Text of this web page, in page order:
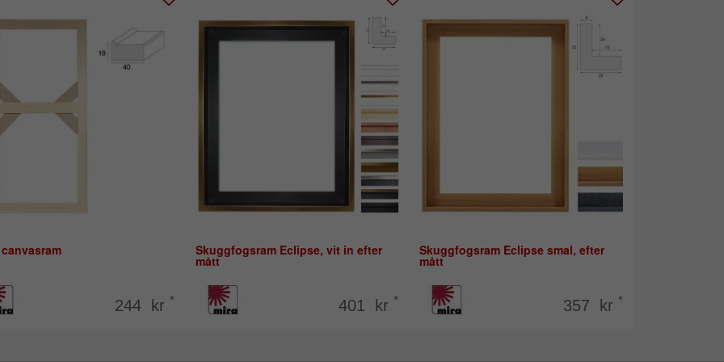
244 kr *
Skuggfogsram Eclipse, vit in efter
mått
401 kr *
Skuggfogsram Eclipse smal, efter
mått
357 kr *